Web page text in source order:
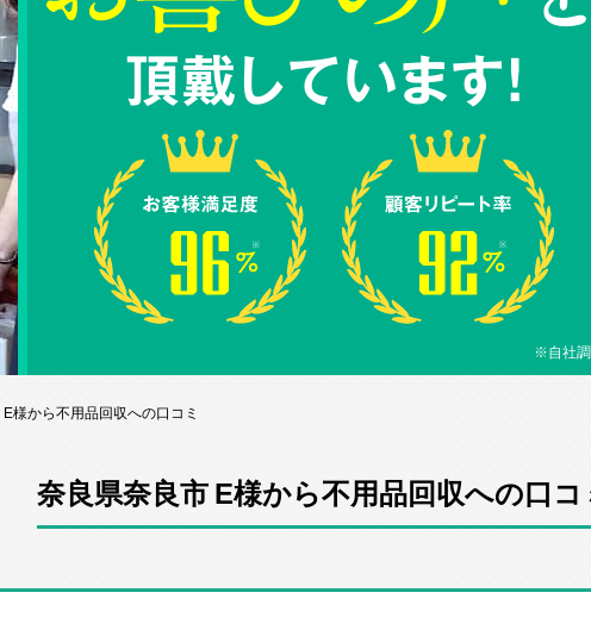
頂戴しています!
※自社
様から不用品回収への口コミ
奈良県奈良市 E様から不用品回収への口